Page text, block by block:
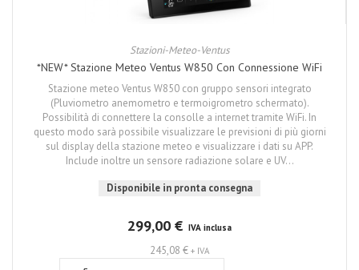
Stazioni-Meteo-Ventus
*NEW* Stazione Meteo Ventus W850 Con Connessione WiFi
Stazione meteo Ventus W850 con gruppo sensori integrato
(Pluviometro anemometro e termoigrometro schermato).
Possibilità di connettere la consolle a internet tramite WiFi. In
questo modo sarà possibile visualizzare le previsioni di più giorni
sul display della stazione meteo e visualizzare i dati su APP.
Include inoltre un sensore radiazione solare e UV...
Disponibile in pronta consegna
299,00 € IVA inclusa
245,08 € + IVA